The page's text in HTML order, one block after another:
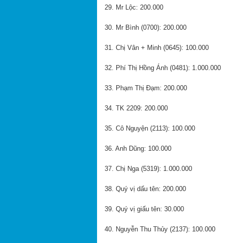
29. Mr Lộc: 200.000
30. Mr Bình (0700): 200.000
31. Chị Vân + Minh (0645): 100.000
32. Phí Thị Hồng Ánh (0481): 1.000.000
33. Phạm Thị Đạm: 200.000
34. TK 2209: 200.000
35. Cô Nguyện (2113): 100.000
36. Anh Dũng: 100.000
37. Chị Nga (5319): 1.000.000
38. Quý vị dấu tên: 200.000
39. Quý vị giấu tên: 30.000
40. Nguyễn Thu Thủy (2137): 100.000